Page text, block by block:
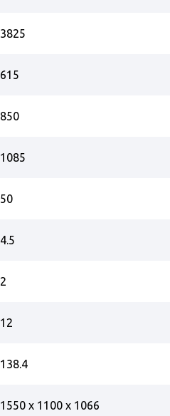
3825
615
850
1085
50
4.5
2
12
138.4
1550 x 1100 x 1066